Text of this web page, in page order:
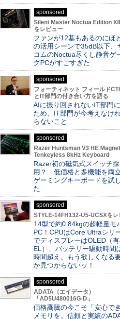
sponsored
Silent Master Noctua Edition
をレビュー
ファンが12基もあるのにほ
の活用シーンで35dB以下、
コムのNoctua尽くし静音ゲ
グPCがすごすぎた
sponsored
フォーティネット フィールド
とIT部門の付き合い方を語る
AIに振り回されないIT部門
ため、IT部門が今考えなけ
らないこと
sponsored
Razer Huntsman V3 HE
Tenkeyless 8kHz Keyboard
Razer初の磁気式スイッチ採
用？ 低価格と多機能を両
ゲーミングキーボードを試
た
sponsored
STYLE-14FH132-U5-UCSXをレ
14型で約0.84kgの超軽量モ
PC！CPUはCore Ultraシリ
でディスプレーはOLED（
EL）、バッテリー駆動時間
時間超え。もう欲しくなる
か見つからないッ！
sponsored
ADATA（エイデータ）
「AD5U480016G-D」
価格高騰の今こそ「安心でき
メモリを。信頼と実績の